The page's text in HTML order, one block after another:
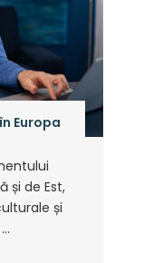
Europa
și de Est,
și